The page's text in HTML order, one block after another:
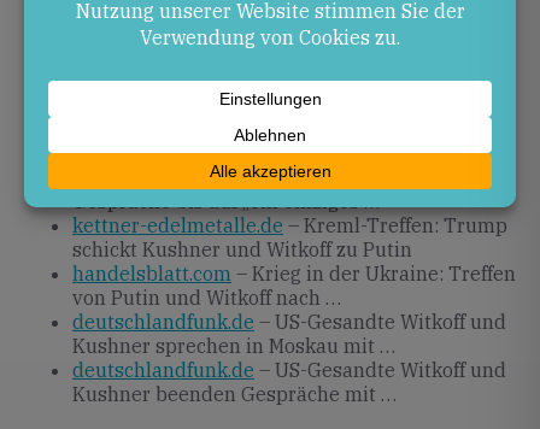
konkrete Ergebnisse bekannt gegeben werden.
– US-Gesandte Witkoff und Kushner
treffen Putin für …
tagesspiegel.de– Witkoff sieht Ukraine-
Gespräche bis auf „ein einziges …
kettner-edelmetalle.de – Kreml-Treffen: Trump
schickt Kushner und Witkoff zu Putin
handelsblatt.com – Krieg in der Ukraine: Treffen
von Putin und Witkoff nach …
deutschlandfunk.de – US-Gesandte Witkoff und
Kushner sprechen in Moskau mit …
deutschlandfunk.de – US-Gesandte Witkoff und
Kushner beenden Gespräche mit …